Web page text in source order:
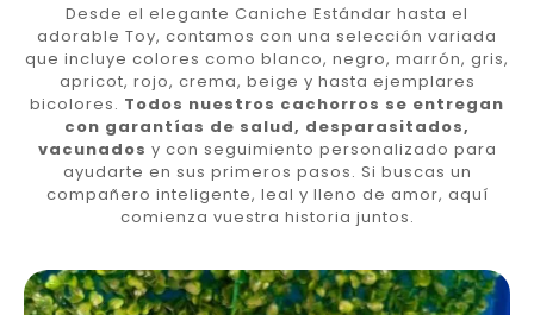
Desde el elegante Caniche Estándar hasta el
adorable Toy, contamos con una selección variada
que incluye colores como blanco, negro, marrón, gris,
apricot, rojo, crema, beige y hasta ejemplares
bicolores. Todos nuestros cachorros se entregan
con garantías de salud, desparasitados,
vacunados y con seguimiento personalizado para
ayudarte en sus primeros pasos. Si buscas un
compañero inteligente, leal y lleno de amor, aquí
comienza vuestra historia juntos.